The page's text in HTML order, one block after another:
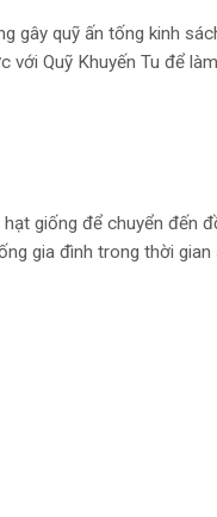
gây quỹ ấn tống kinh
với Quỹ Khuyến Tu để làm
giống để chuyển đến
gia đình trong thời gian